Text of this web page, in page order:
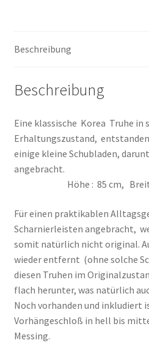
Beschreibung
Beschreibung
Eine klassische Korea Truhe in
Erhaltungszustand,
einige kleine Schubladen,
Höhe : 85 cm, Breite :
Für einen praktikablen
Scharnierleisten angebracht,
somit natürlich nicht original.
wieder entfernt (ohne solche
diesen Truhen im
flach herunter, was natürlich
Noch vorhanden und inkludiert
Vorhängeschloß in hell bis
Messing.